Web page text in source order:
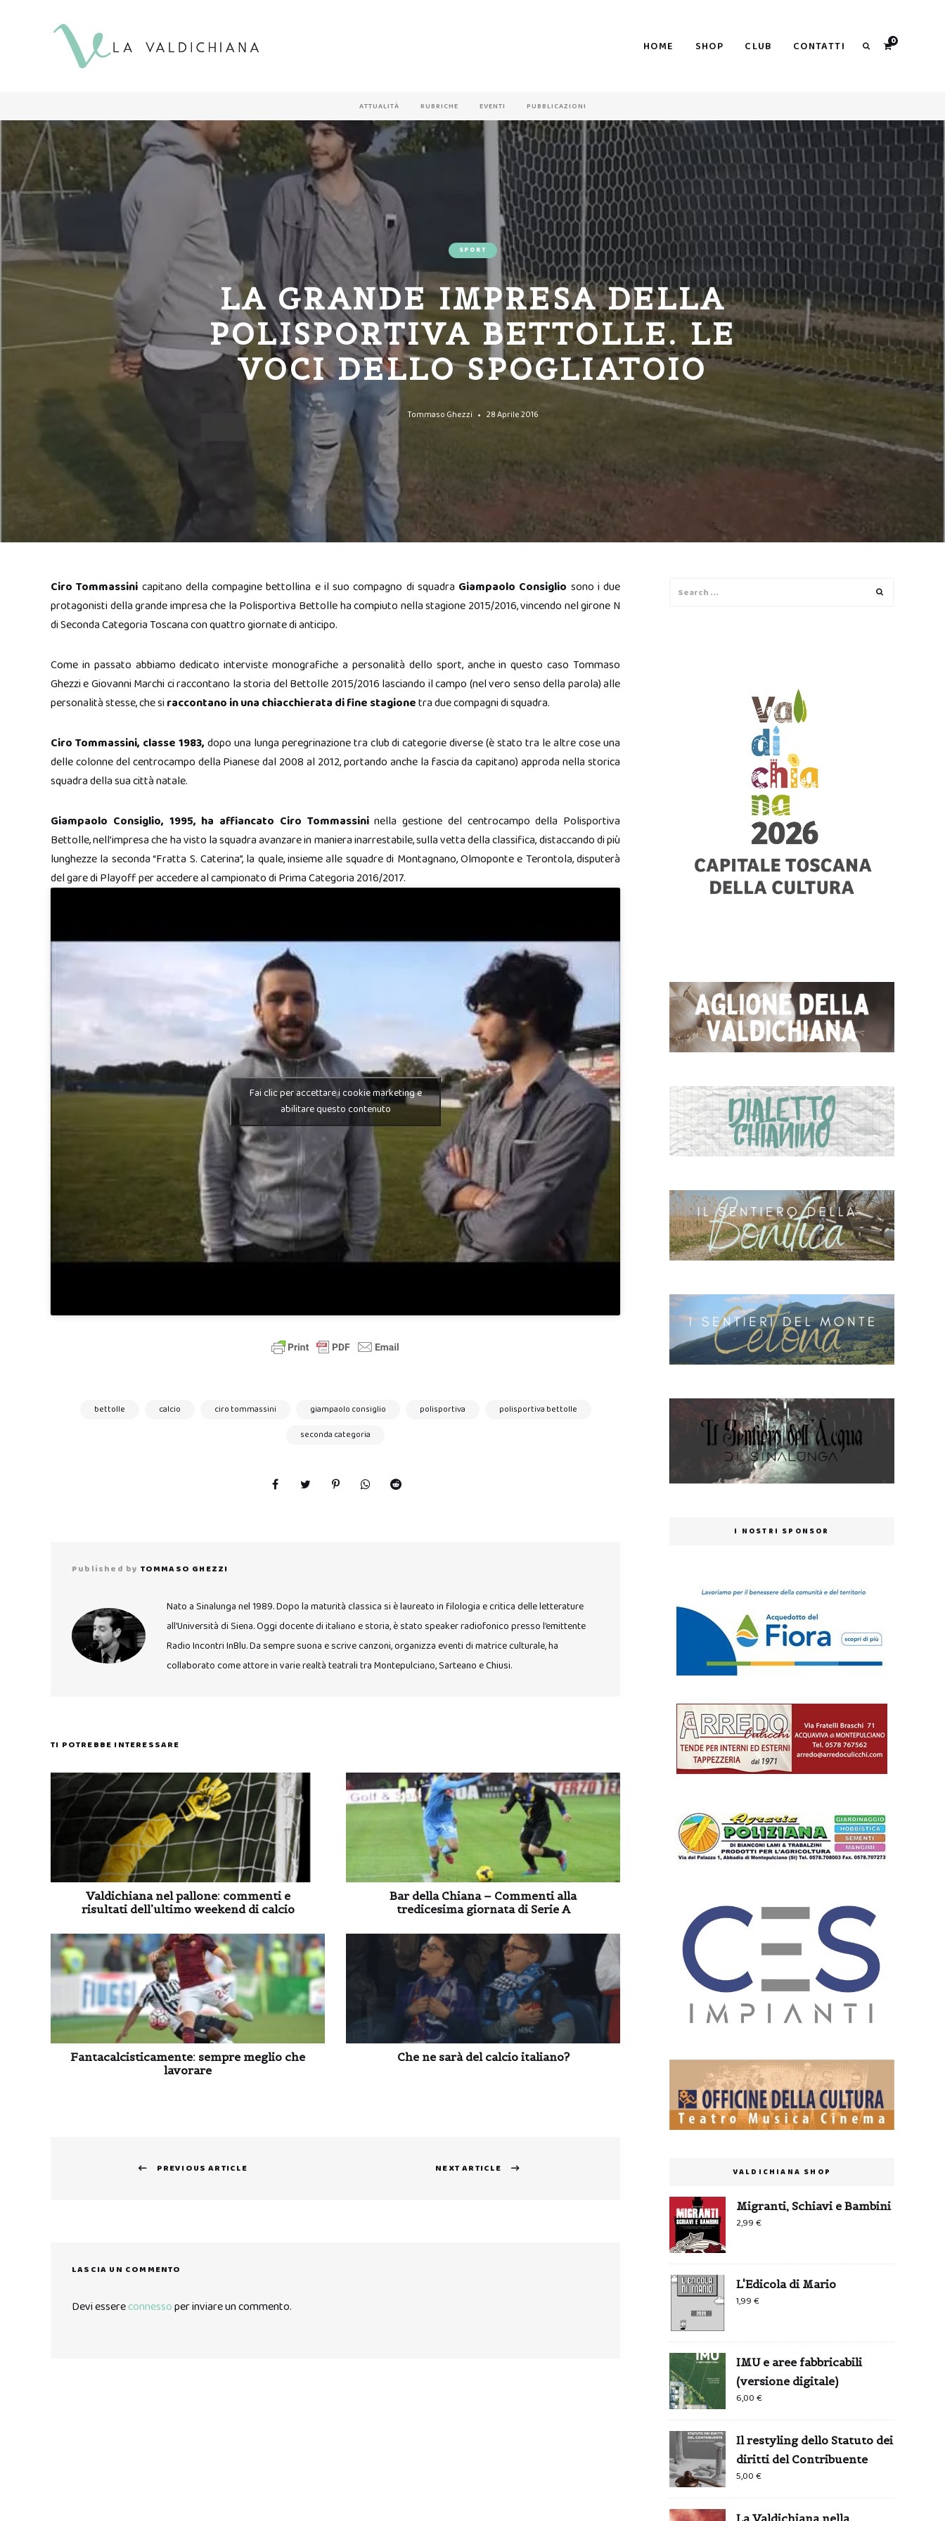
HOME SHOP CLUB CONTATTI 0
ATTUALITÀ RUBRICHE EVENTI PUBBLICAZIONI
SPORT
LA GRANDE IMPRESA DELLA
POLISPORTIVA BETTOLLE. LE
VOCI DELLO SPOGLIATOIO
Tommaso Ghezzi 28 Aprile 2016
Ciro Tommassini capitano della compagine bettollina e il suo compagno di squadra Giampaolo Consiglio sono i due
protagonisti della grande impresa che la Polisportiva Bettolle ha compiuto nella stagione 2015/2016, vincendo nel girone N
di Seconda Categoria Toscana con quattro giornate di anticipo.
Come in passato abbiamo dedicato interviste monografiche a personalità dello sport, anche in questo caso Tommaso
Ghezzi e Giovanni Marchi ci raccontano la storia del Bettolle 2015/2016 lasciando il campo (nel vero senso della parola) alle
personalità stesse, che siraccontano in una chiacchierata di fine stagionetra due compagni di squadra.
Ciro Tommassini, classe 1983, dopo una lunga peregrinazione tra club di categorie diverse (è stato tra le altre cose una
delle colonne del centrocampo della Pianese dal 2008 al 2012, portando anche la fascia da capitano) approda nella storica
squadra della sua città natale.
Giampaolo Consiglio, 1995, ha affiancato Ciro Tommassininella gestione del centrocampo della Polisportiva
Bettolle, nell’impresa che ha visto la squadra avanzare in maniera inarrestabile, sulla vetta della classifica, distaccando di più
lunghezze la seconda “Fratta S. Caterina”, la quale, insieme alle squadre di Montagnano, Olmoponte e Terontola, disputerà
del gare di Playoff per accedere al campionato di Prima Categoria 2016/2017.
Fai clic per accettare i cookie marketing e
abilitare questo contenuto
bettolle calcio ciro tommassini giampaolo consiglio polisportiva
polisportiva bettolle
seconda categoria
Published by TOMMASO GHEZZI
Nato a Sinalunga nel 1989. Dopo la maturità classica si è laureato in filologia e critica delle letterature
all’Università di Siena. Oggi docente di italiano e storia, è stato speaker radiofonico presso l’emittente
Radio Incontri InBlu. Da sempre suona e scrive canzoni, organizza eventi di matrice culturale, ha
collaborato come attore in varie realtà teatrali tra Montepulciano, Sarteano e Chiusi.
TI POTREBBE INTERESSARE
Valdichiana nel pallone: commenti e
risultati dell’ultimo weekend di calcio
Bar della Chiana – Commenti alla
tredicesima giornata di Serie A
Fantacalcisticamente: sempre meglio che
lavorare
Che ne sarà del calcio italiano?
PREVIOUS ARTICLE NEXT ARTICLE
LASCIA UN COMMENTO
Devi essereconnessoper inviare un commento.
for:
I NOSTRI SPONSOR
VALDICHIANA SHOP
Migranti, Schiavi e Bambini
2,99€
L'Edicola di Mario
1,99€
IMU e aree fabbricabili
(versione digitale)
6,00€
Il restyling dello Statuto dei
diritti del Contribuente
5,00€
La Valdichiana nella